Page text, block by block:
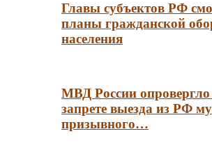
Главы субъектов РФ
планы гражданской
населения
МВД России опровергло
запрете выезда из РФ
призывного…